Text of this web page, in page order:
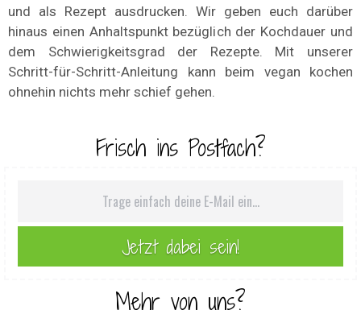
und als Rezept ausdrucken. Wir geben euch darüber
hinaus einen Anhaltspunkt bezüglich der Kochdauer und
dem Schwierigkeitsgrad der Rezepte. Mit unserer
Schritt-für-Schritt-Anleitung kann beim vegan kochen
ohnehin nichts mehr schief gehen.
Frisch ins Postfach?
Mehr von uns?